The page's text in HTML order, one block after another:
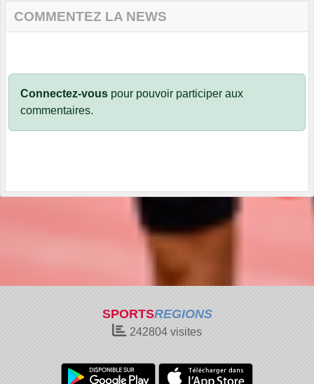
COMMENTEZ LA NEWS
Connectez-vous pour pouvoir participer aux
commentaires.
SPORTSREGIONS
242804 visites